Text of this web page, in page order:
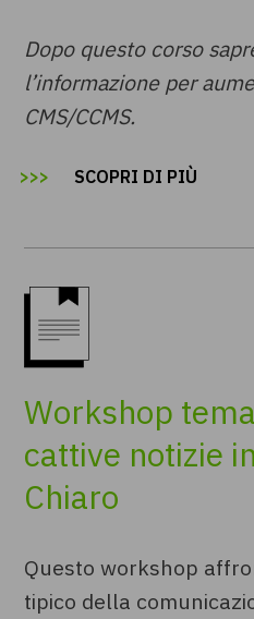
Dopo questo corso
l’informazione per
CMS/CCMS.
SCOPRI DI PIÙ
Workshop
cattive notizie
Chiaro
Questo workshop
tipico della